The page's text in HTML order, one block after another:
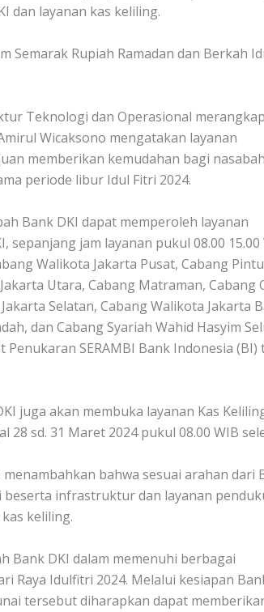
dan layanan kas keliling.
Rupiah Ramadan dan Berkah
Teknologi dan Operasional merangkap
Wicaksono mengatakan layanan
memberikan kemudahan bagi nasabah
periode libur Idul Fitri 2024.
Bank DKI dapat memperoleh layanan
jam layanan pukul 08.00 15.00
Walikota Jakarta Pusat, Cabang
Utara, Cabang Matraman, Cabang
Selatan, Cabang Walikota Jakarta
dan Cabang Syariah Wahid Hasyim
SERAMBI Bank Indonesia (BI)
juga akan membuka layanan Kas
sd. 31 Maret 2024 pukul 08.00 WIB
bahwa sesuai arahan dari
beserta infrastruktur dan layanan
keliling.
Bank DKI dalam memenuhi berbagai
Raya Idulfitri 2024. Melalui kesiapan
tersebut diharapkan dapat